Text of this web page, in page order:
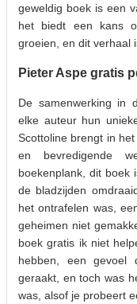
geweldig boek is een
het biedt een kans
groeien, en dit verhaal
Pieter Aspe gratis
De samenwerking in
elke auteur hun
Scottoline brengt in
en bevredigende
boekenplank, dit boek
de bladzijden
het ontrafelen was,
geheimen niet
boek gratis ik niet
hebben, een
geraakt, en toch was
was, alsof je probeert